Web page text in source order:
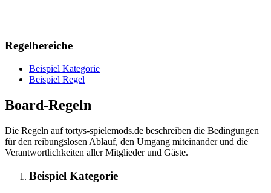
Regelbereiche
Beispiel Kategorie
Beispiel Regel
Board-Regeln
Die Regeln auf tortys-spielemods.de beschreiben die Bedingungen
für den reibungslosen Ablauf, den Umgang miteinander und die
Verantwortlichkeiten aller Mitglieder und Gäste.
Beispiel Kategorie